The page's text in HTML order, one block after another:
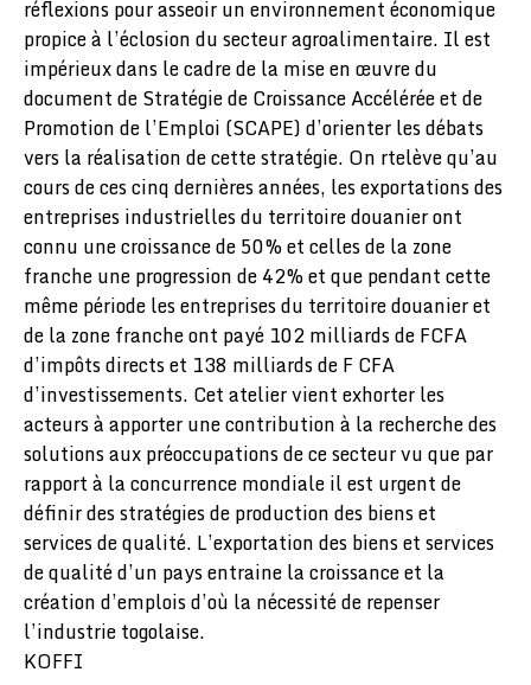
réflexions pour asseoir un environnement économique
propice à l’éclosion du secteur agroalimentaire. Il est
impérieux dans le cadre de la mise en œuvre du
document de Stratégie de Croissance Accélérée et de
Promotion de l’Emploi (SCAPE) d’orienter les débats
vers la réalisation de cette stratégie. On rtelève qu’au
cours de ces cinq dernières années, les exportations des
entreprises industrielles du territoire douanier ont
connu une croissance de 50% et celles de la zone
franche une progression de 42% et que pendant cette
même période les entreprises du territoire douanier et
de la zone franche ont payé 102 milliards de FCFA
d’impôts directs et 138 milliards de F CFA
d’investissements. Cet atelier vient exhorter les
acteurs à apporter une contribution à la recherche des
solutions aux préoccupations de ce secteur vu que par
rapport à la concurrence mondiale il est urgent de
définir des stratégies de production des biens et
services de qualité. L’exportation des biens et services
de qualité d’un pays entraine la croissance et la
création d’emplois d’où la nécessité de repenser
l’industrie togolaise.
KOFFI